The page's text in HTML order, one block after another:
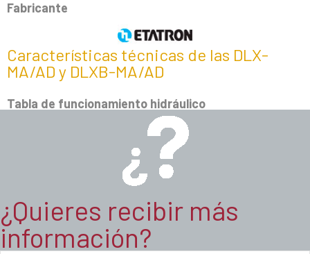
Fabricante
Características técnicas de las DLX-
MA/AD y DLXB-MA/AD
Tabla de funcionamiento hidráulico
¿Quieres recibir más
información?